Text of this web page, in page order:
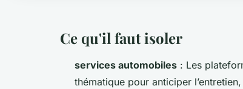
Ce qu'il faut isoler
services automobiles : Les
thématique pour anticiper